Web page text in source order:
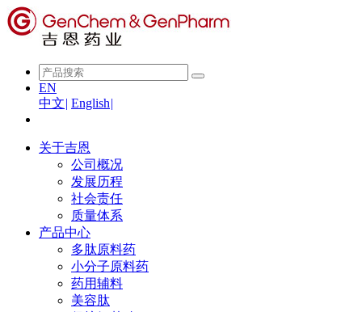
EN
中文| English|
关于吉恩
公司概况
发展历程
社会责任
质量体系
产品中心
多肽原料药
小分子原料药
药用辅料
美容肽